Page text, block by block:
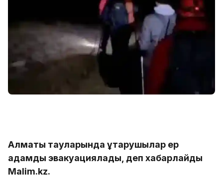
Алматы тауларында құтқарушылар ер
адамды эвакуациялады, деп хабарлайды
Malim.kz.